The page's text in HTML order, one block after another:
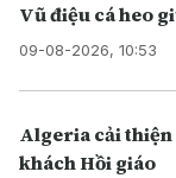
Vũ điệu cá heo
09-08-2026, 10:53
Algeria cải
khách Hồi giáo